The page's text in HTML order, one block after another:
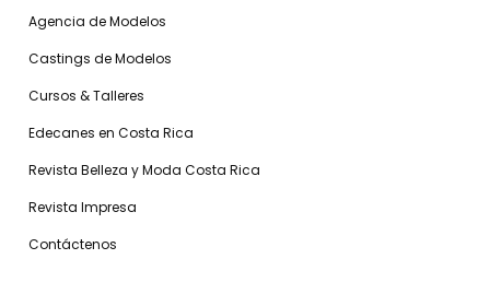
Agencia de Modelos
Castings de Modelos
Cursos & Talleres
Edecanes en Costa Rica
Revista Belleza y Moda Costa Rica
Revista Impresa
Contáctenos